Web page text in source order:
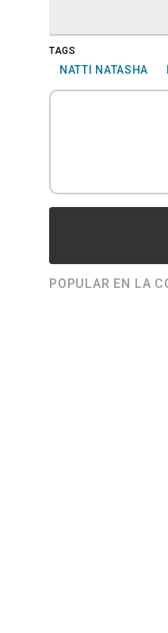
TAGS
NATTI NATASHA
POPULAR EN LA